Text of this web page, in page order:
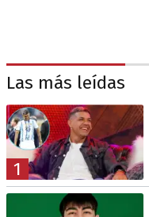
Las más leídas
1